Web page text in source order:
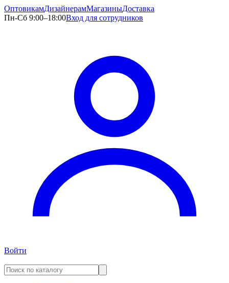
ОптовикамДизайнерамМагазиныДоставка
Пн-Сб 9:00–18:00Вход для сотрудников
Войти